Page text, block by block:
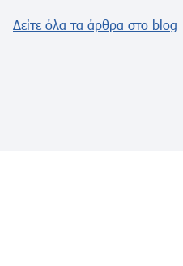
Δείτε όλα τα άρθρα στο blog